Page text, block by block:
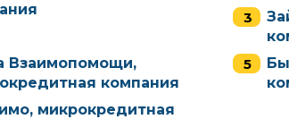
Взаимопомощи,
компания
микрокредитная